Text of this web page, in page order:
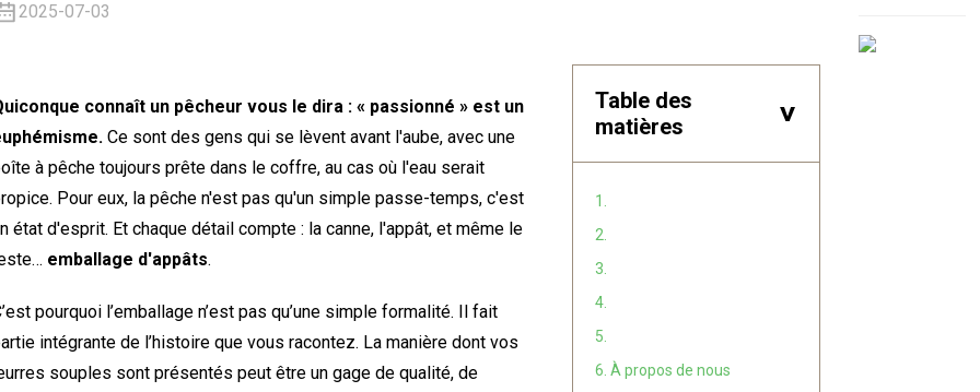
2025-07-03
connaît un pêcheur vous le dira : « passionné » est un
Ce sont des gens qui se lèvent avant l'aube, avec une
à pêche toujours prête dans le coffre, au cas où l'eau serait
Pour eux, la pêche n'est pas qu'un simple passe-temps, c'est
état d'esprit. Et chaque détail compte : la canne, l'appât, et même le
emballage d'appâts.
pourquoi l’emballage n’est pas qu’une simple formalité. Il fait
intégrante de l’histoire que vous racontez. La manière dont vos
souples sont présentés peut être un gage de qualité, de
Table des
matières
>
1.
2.
3.
4.
5.
6. À propos de nous